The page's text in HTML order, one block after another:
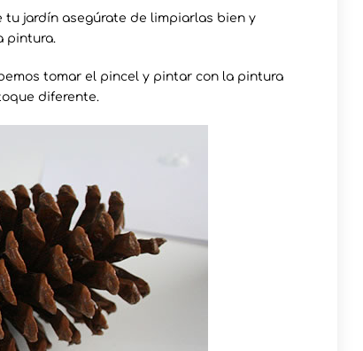
tu jardín asegúrate de limpiarlas bien y
pintura.
tomar el pincel y pintar con la pintura
diferente.